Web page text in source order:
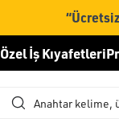
Özel İş Kıyafetleri